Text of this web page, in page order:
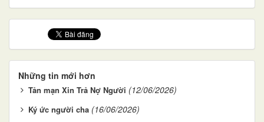
Những tin mới hơn
Tản mạn Xin Trả Nợ Người (12/06/2026)
Ký ức người cha (16/06/2026)